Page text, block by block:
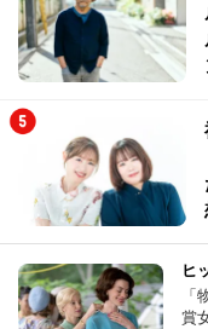
ヒ
賞